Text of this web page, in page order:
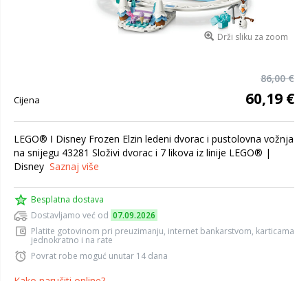
Drži sliku za zoom
86,00 €
Cijena 60,19 €
LEGO® ǀ Disney Frozen Elzin ledeni dvorac i pustolovna vožnja
na snijegu 43281 Složivi dvorac i 7 likova iz linije LEGO® |
Disney Saznaj više
Besplatna dostava
Dostavljamo već od 07.09.2026
Platite gotovinom pri preuzimanju, internet bankarstvom, karticama
jednokratno i na rate
Povrat robe moguć unutar 14 dana